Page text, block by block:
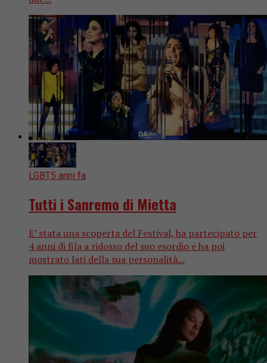
LGBT5 anni fa
Tutti i Sanremo di Mietta
E’ stata una scoperta del Festival, ha partecipato per
4 anni di fila a ridosso del suo esordio e ha poi
mostrato lati della sua personalità...